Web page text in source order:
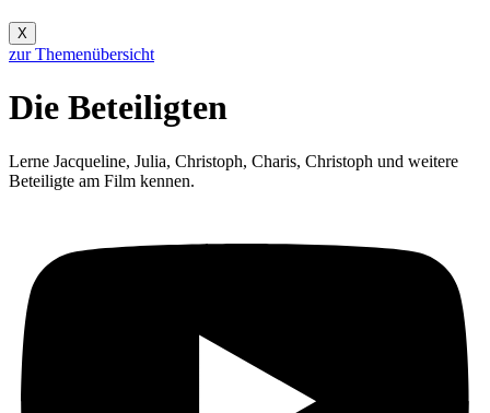
X
zur Themenübersicht
Die Beteiligten
Lerne Jacqueline, Julia, Christoph, Charis, Christoph und weitere
Beteiligte am Film kennen.